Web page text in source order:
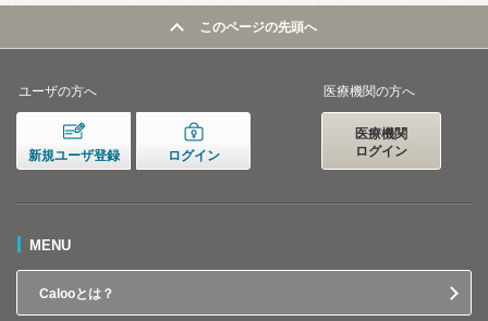
このページの先頭へ
ユーザの方へ
新規ユーザ登録 ログイン
医療機関の方へ
医療機関
ログイン
MENU
Calooとは？